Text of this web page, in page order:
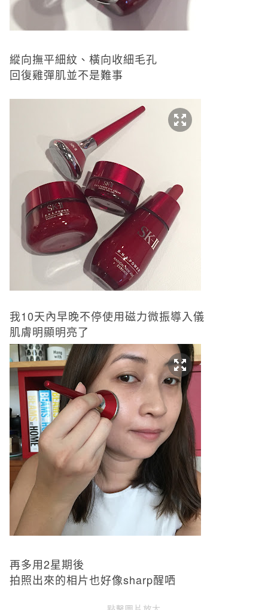
縱向撫平細紋、橫向收細毛孔
回復雞彈肌並不是難事
我10天內早晚不停使用磁力微振導入儀
肌膚明顯明亮了
再多用2星期後
拍照出來的相片也好像sharp醒哂